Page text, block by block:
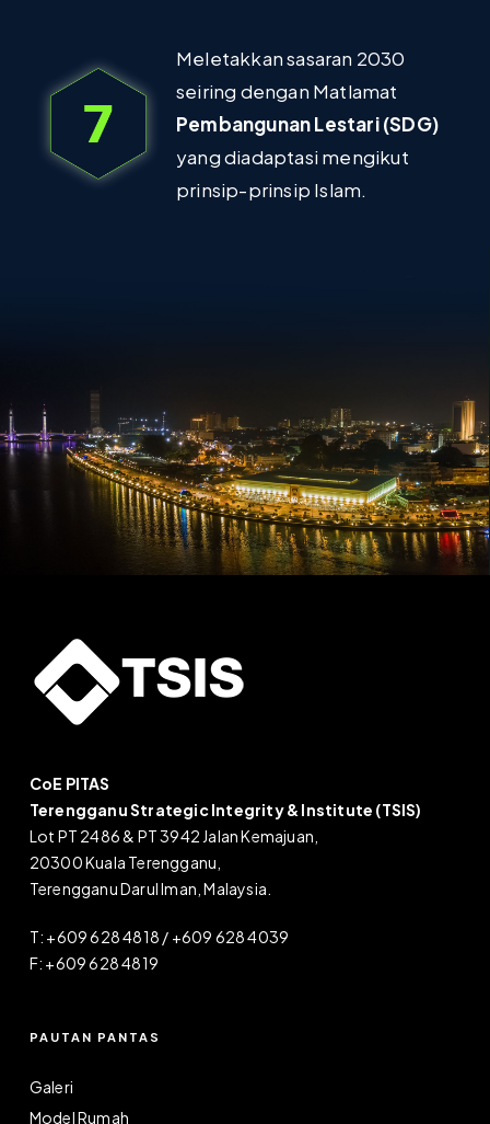
Meletakkan sasaran 2030
seiring dengan Matlamat
Pembangunan Lestari (SDG)
yang diadaptasi mengikut
prinsip-prinsip Islam.
CoE PITAS
Terengganu Strategic Integrity & Institute (TSIS)
Lot PT 2486 & PT 3942 Jalan Kemajuan,
20300 Kuala Terengganu,
Terengganu Darul Iman, Malaysia.
T: +609 628 4818 / +609 628 4039
F: +609 628 4819
PAUTAN PANTAS
Galeri
Model Rumah